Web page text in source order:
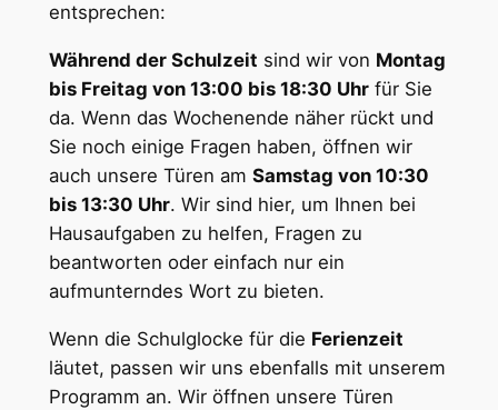
entsprechen:
Während der Schulzeit sind wir von Montag
bis Freitag von 13:00 bis 18:30 Uhrfür Sie
da. Wenn das Wochenende näher rückt und
Sie noch einige Fragen haben, öffnen wir
auch unsere Türen am Samstag von 10:30
bis 13:30 Uhr. Wir sind hier, um Ihnen bei
Hausaufgaben zu helfen, Fragen zu
beantworten oder einfach nur ein
aufmunterndes Wort zu bieten.
Wenn die Schulglocke für die Ferienzeit
läutet, passen wir uns ebenfalls mit unserem
Programm an. Wir öffnen unsere Türen